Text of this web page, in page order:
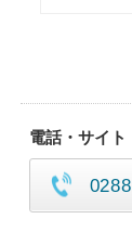
電話・サイト